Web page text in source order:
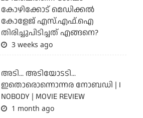
കോഴിക്കോട് മെഡിക്കൽ
കോളേജ് എസ്.എഫ്.ഐ
തിരിച്ചുപിടിച്ചത് എങ്ങനെ?
3 weeks ago
അടി... അടിയോടടി...
ഇതൊരൊന്നൊന്നര നോബഡി | I
NOBODY | MOVIE REVIEW
1 month ago